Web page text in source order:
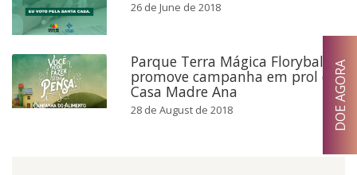
26 de June de 2018
Parque Terra Mágica Florybal
promove campanha em prol da
Casa Madre Ana
28 de August de 2018 DOE AGORA